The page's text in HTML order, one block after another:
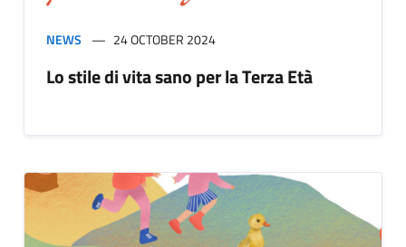
NEWS 24 OCTOBER 2024
Lo stile di vita sano per la Terza Età